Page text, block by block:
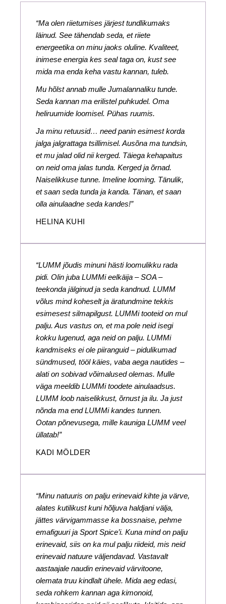
“Ma olen riietumises järjest tundlikumaks
läinud. See tähendab seda, et riiete
energeetika on minu jaoks oluline. Kvaliteet,
inimese energia kes seal taga on, kust see
mida ma enda keha vastu kannan, tuleb.
Mu hõlst annab mulle Jumalannaliku tunde.
Seda kannan ma erilistel puhkudel. Oma
heliruumide loomisel. Pühas ruumis.
Ja minu retuusid… need panin esimest korda
jalga jalgrattaga tsillimisel. Ausõna ma tundsin,
et mu jalad olid nii kerged. Täiega kehapaitus
on neid oma jalas tunda. Kerged ja õrnad.
Naiselikkuse tunne. Imeline looming. Tänulik,
et saan seda tunda ja kanda. Tänan, et saan
olla ainulaadne seda kandes!”
HELINA KUHI
“LUMM jõudis minuni hästi loomulikku rada
pidi. Olin juba LUMMi eelkäija – SOA –
teekonda jälginud ja seda kandnud. LUMM
võlus mind koheselt ja äratundmine tekkis
esimesest silmapilgust. LUMMi tooteid on mul
palju. Aus vastus on, et ma pole neid isegi
kokku lugenud, aga neid on palju. LUMMi
kandmiseks ei ole piiranguid – pidulikumad
sündmused, tööl käies, vaba aega nautides –
alati on sobivad võimalused olemas. Mulle
väga meeldib LUMMi toodete ainulaadsus.
LUMM loob naiselikkust, õrnust ja ilu. Ja just
nõnda ma end LUMMi kandes tunnen.
Ootan põnevusega, mille kauniga LUMM veel
üllatab!”
KADI MÖLDER
“Minu natuuris on palju erinevaid kihte ja värve,
alates kutilikust kuni hõljuva haldjani välja,
jättes värvigammasse ka bossnaise, pehme
emafiguuri ja Sport Spice’i. Kuna mind on palju
erinevaid, siis on ka mul palju riideid, mis neid
erinevaid natuure väljendavad. Vastavalt
aastaajale naudin erinevaid värvitoone,
olemata truu kindlalt ühele. Mida aeg edasi,
seda rohkem kannan aga kimonoid,